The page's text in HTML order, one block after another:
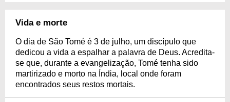
Vida e morte
O dia de São Tomé é 3 de julho, um discípulo que
dedicou a vida a espalhar a palavra de Deus. Acredita-
se que, durante a evangelização, Tomé tenha sido
martirizado e morto na Índia, local onde foram
encontrados seus restos mortais.